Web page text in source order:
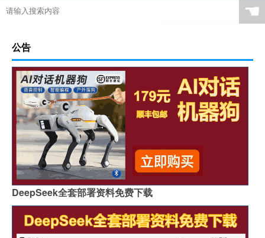
☚
公告
DeepSeek全套部署资料免费下载